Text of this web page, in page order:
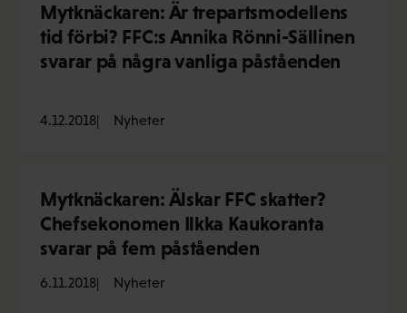
Mytknäckaren: Är trepartsmodellens
tid förbi? FFC:s Annika Rönni-Sällinen
svarar på några vanliga påståenden
4.12.2018 Nyheter
Mytknäckaren: Älskar FFC skatter?
Chefsekonomen Ilkka Kaukoranta
svarar på fem påståenden
6.11.2018 Nyheter